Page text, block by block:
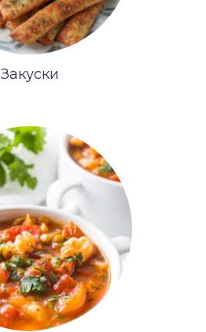
Закуски